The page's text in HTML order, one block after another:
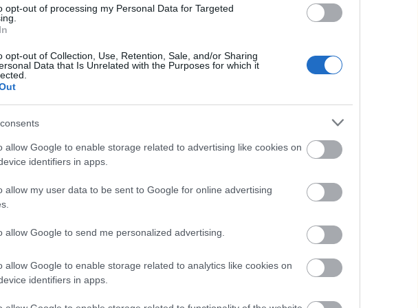
opt-out of processing my Personal Data for Targeted
opt-out of Collection, Use, Retention, Sale, and/or Sharing
Data that Is Unrelated with the Purposes for which it
allow Google to enable storage related to advertising like cookies on
identifiers in apps.
allow my user data to be sent to Google for online advertising
allow Google to send me personalized advertising.
allow Google to enable storage related to analytics like cookies on
identifiers in apps.
Székesfehérvári Szakképzési Centrum
Bicske Kelet csomópont építése
Másfélszeresére bővítik